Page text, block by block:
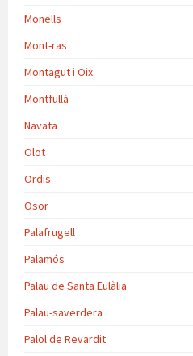
Monells
Mont-ras
Montagut i Oix
Montfullà
Navata
Olot
Ordis
Osor
Palafrugell
Palamós
Palau de Santa Eulàlia
Palau-saverdera
Palol de Revardit